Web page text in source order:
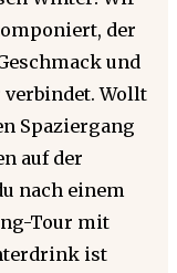
der
und
Wollt
Spaziergang
auf der
nach einem
Tour mit
ist